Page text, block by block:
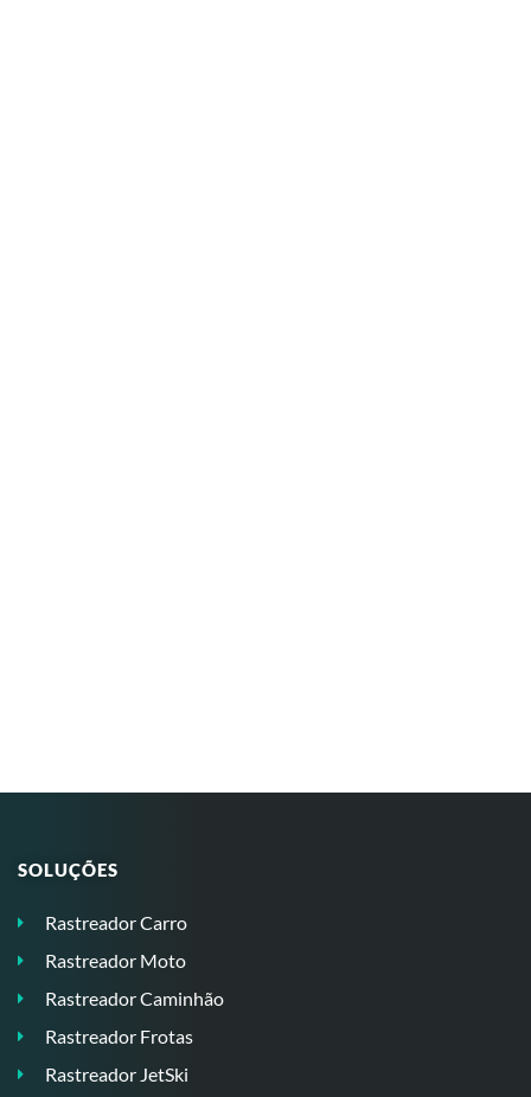
SOLUÇÕES
Rastreador Carro
Rastreador Moto
Rastreador Caminhão
Rastreador Frotas
Rastreador JetSki